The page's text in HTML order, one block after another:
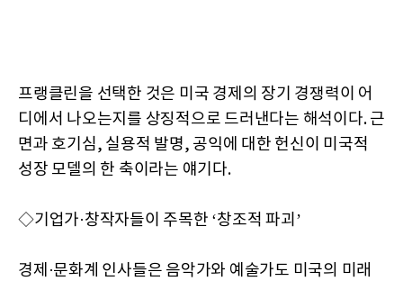
프랭클린을 선택한 것은 미국 경제의 장기 경쟁력이 어
디에서 나오는지를 상징적으로 드러낸다는 해석이다. 근
면과 호기심, 실용적 발명, 공익에 대한 헌신이 미국적
성장 모델의 한 축이라는 얘기다.
◇기업가·창작자들이 주목한 ‘창조적 파괴’
경제·문화계 인사들은 음악가와 예술가도 미국의 미래